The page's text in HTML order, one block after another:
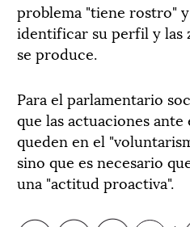
problema "tiene rostro"
identificar su perfil y las
se produce.
Para el parlamentario
que las actuaciones
queden en el
sino que es necesario
una "actitud proactiva".